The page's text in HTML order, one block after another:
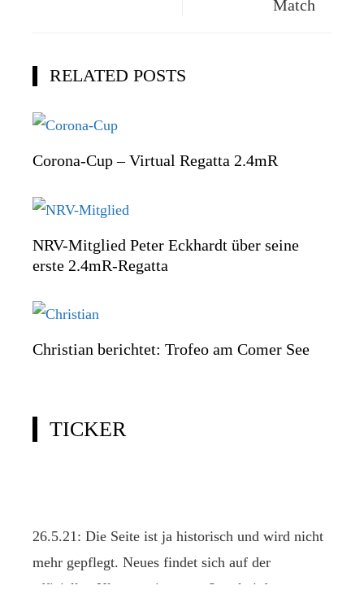
Match
RELATED POSTS
Corona-Cup – Virtual Regatta 2.4mR
NRV-Mitglied Peter Eckhardt über seine
erste 2.4mR-Regatta
Christian berichtet: Trofeo am Comer See
TICKER
26.5.21: Die Seite ist ja historisch und wird nicht
mehr gepflegt. Neues findet sich auf der
offiziellen Klassenseite www.2punkt4.de.